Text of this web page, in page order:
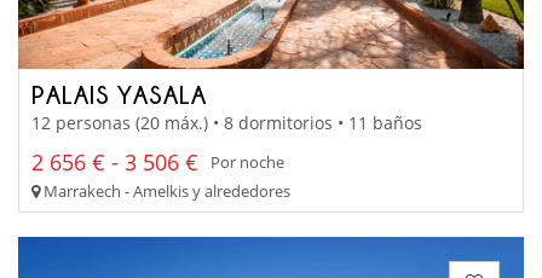
PALAIS YASALA
12 personas (20 máx.) • 8 dormitorios • 11 baños
2 656 € - 3 506 €
Por noche
Marrakech - Amelkis y alrededores